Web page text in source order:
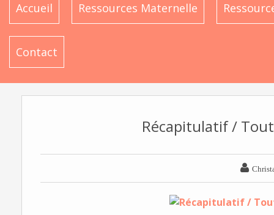
Accueil Ressources Maternelle
Contact
Récapitulatif /
